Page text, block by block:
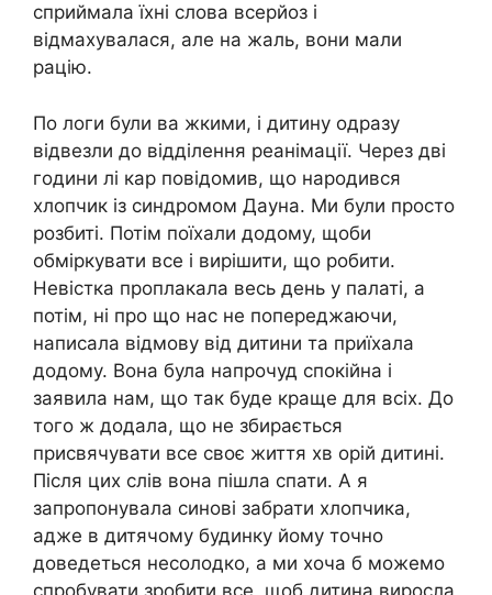
сприймала їхні слова всерйоз і
відмахувалася, але на жаль, вони мали
рацію.
По логи були ва жкими, і дитину одразу
відвезли до відділення реанімації. Через дві
години лі кар повідомив, що народився
хлопчик із синдромом Дауна. Ми були просто
розбиті. Потім поїхали додому, щоби
обміркувати все і вирішити, що робити.
Невістка проплакала весь день у палаті, а
потім, ні про що нас не попереджаючи,
написала відмову від дитини та приїхала
додому. Вона була напрочуд спокійна і
заявила нам, що так буде краще для всіх. До
того ж додала, що не збирається
присвячувати все своє життя хв орій дитині.
Після цих слів вона пішла спати. А я
запропонувала синові забрати хлопчика,
адже в дитячому будинку йому точно
доведеться несолодко, а ми хоча б можемо
спробувати зробити все, щоб дитина виросла